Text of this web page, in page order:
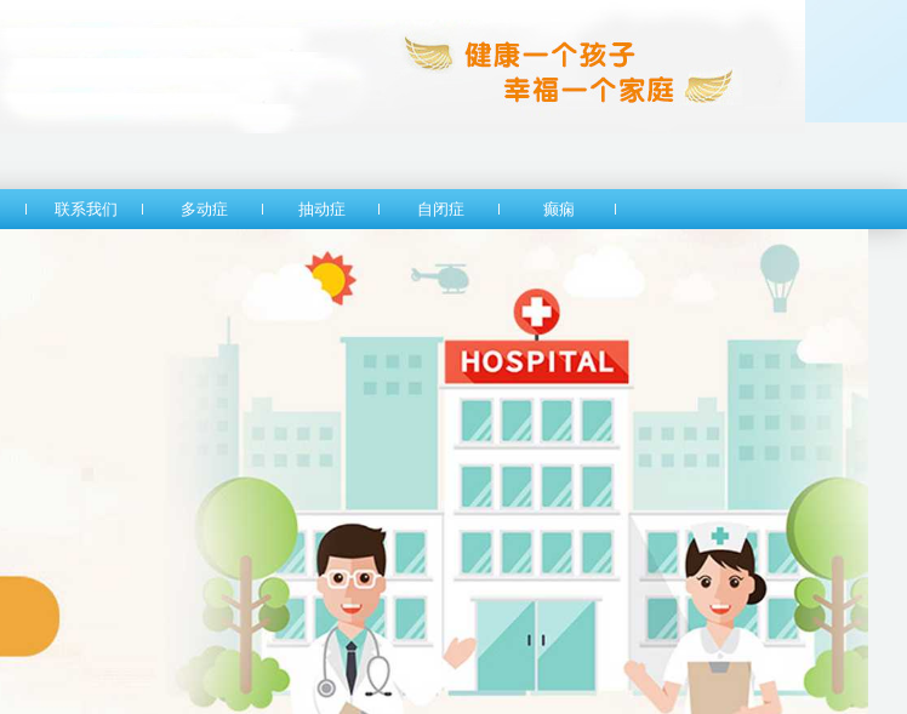
联系我们 多动症 抽动症 自闭症 癫痫